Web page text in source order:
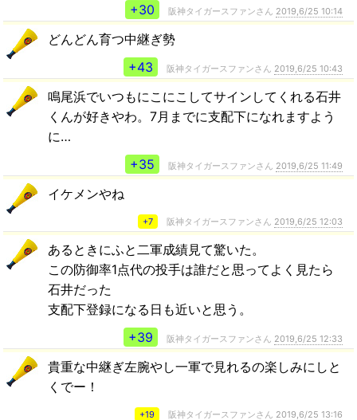
+30
阪神タイガースファンさん 2019,6/25 10:14
どんどん育つ中継ぎ勢
+43
阪神タイガースファンさん 2019,6/25 10:43
鳴尾浜でいつもにこにこしてサインしてくれる石井
くんが好きやわ。7月までに支配下になれますよう
に…
+35
阪神タイガースファンさん 2019,6/25 11:49
イケメンやね
+7 阪神タイガースファンさん 2019,6/25 12:03
あるときにふと二軍成績見て驚いた。
この防御率1点代の投手は誰だと思ってよく見たら
石井だった
支配下登録になる日も近いと思う。
+39
阪神タイガースファンさん 2019,6/25 12:33
貴重な中継ぎ左腕やし一軍で見れるの楽しみにしと
くでー！
+19 阪神タイガースファンさん 2019,6/25 13:16